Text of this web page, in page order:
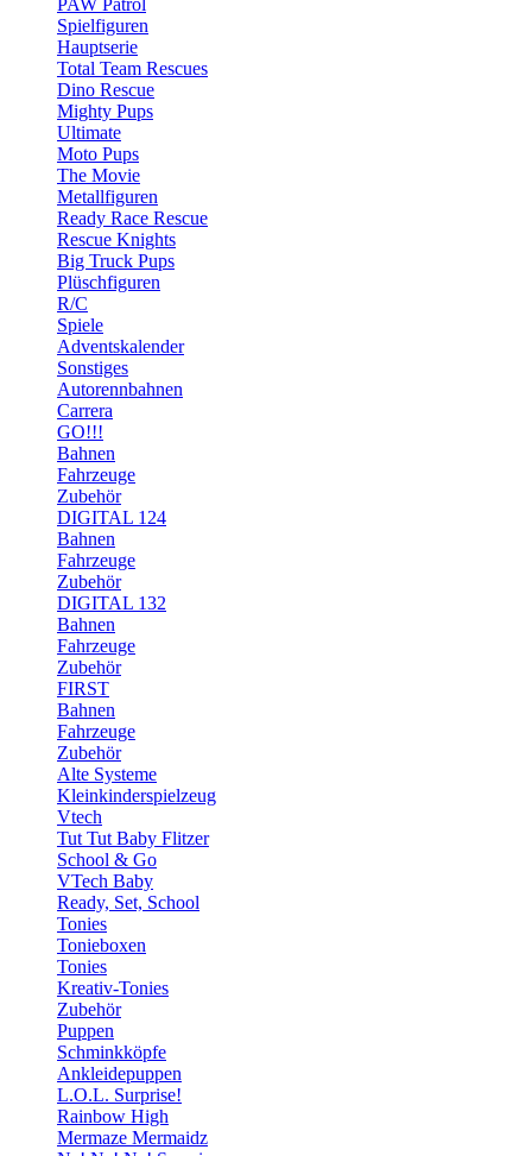
PAW Patrol
Spielfiguren
Hauptserie
Total Team Rescues
Dino Rescue
Mighty Pups
Ultimate
Moto Pups
The Movie
Metallfiguren
Ready Race Rescue
Rescue Knights
Big Truck Pups
Plüschfiguren
R/C
Spiele
Adventskalender
Sonstiges
Autorennbahnen
Carrera
GO!!!
Bahnen
Fahrzeuge
Zubehör
DIGITAL 124
Bahnen
Fahrzeuge
Zubehör
DIGITAL 132
Bahnen
Fahrzeuge
Zubehör
FIRST
Bahnen
Fahrzeuge
Zubehör
Alte Systeme
Kleinkinderspielzeug
Vtech
Tut Tut Baby Flitzer
School & Go
VTech Baby
Ready, Set, School
Tonies
Tonieboxen
Tonies
Kreativ-Tonies
Zubehör
Puppen
Schminkköpfe
Ankleidepuppen
L.O.L. Surprise!
Rainbow High
Mermaze Mermaidz